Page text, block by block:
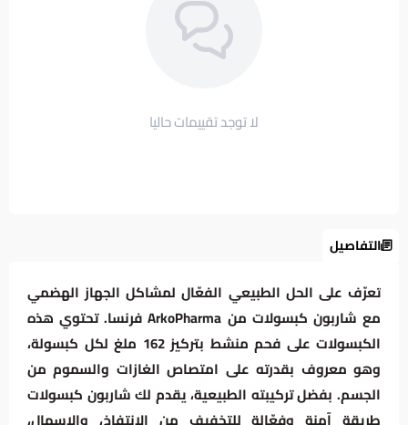
لا توجد تقييمات حاليا
التفاصيل
تعرّف على الحل الطبيعي الفعّال لمشاكل الجهاز الهضمي
مع شاربون كبسولات من ArkoPharma فرنسا. تحتوي هذه
الكبسولات على فحم منشط بتركيز 162 ملغ لكل كبسولة،
وهو معروف بقدرته على امتصاص الغازات والسموم من
الجسم. بفضل تركيبته الطبيعية، يقدم لك شاربون كبسولات